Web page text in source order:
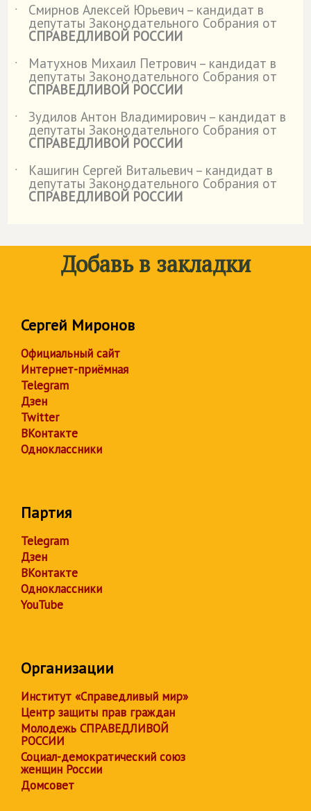
˙
Смирнов Алексей Юрьевич – кандидат в
депутаты Законодательного Собрания от
СПРАВЕДЛИВОЙ РОССИИ
˙
Матухнов Михаил Петрович – кандидат в
депутаты Законодательного Собрания от
СПРАВЕДЛИВОЙ РОССИИ
˙
Зудилов Антон Владимирович – кандидат в
депутаты Законодательного Собрания от
СПРАВЕДЛИВОЙ РОССИИ
˙
Кашигин Сергей Витальевич – кандидат в
депутаты Законодательного Собрания от
СПРАВЕДЛИВОЙ РОССИИ
Добавь в закладки
Сергей Миронов
Официальный сайт
Интернет-приёмная
Telegram
Дзен
Twitter
ВКонтакте
Одноклассники
Партия
Telegram
Дзен
ВКонтакте
Одноклассники
YouTube
Организации
Институт «Справедливый мир»
Центр защиты прав граждан
Молодежь СПРАВЕДЛИВОЙ
РОССИИ
Социал-демократический союз
женщин России
Домсовет